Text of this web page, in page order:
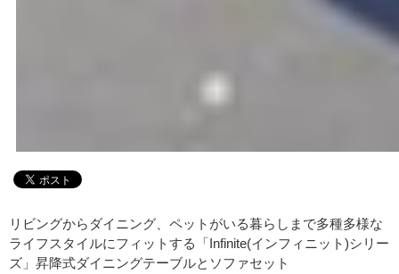
リビングからダイニング、ペットがいる暮らしまで多種多様な
ライフスタイルにフィットする「Infinite(インフィニット)シリー
ズ」昇降式ダイニングテーブルとソファセット